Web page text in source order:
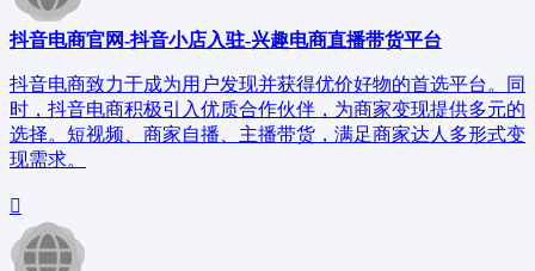
抖音电商官网-抖音小店入驻-兴趣电商直播带货平台
抖音电商致力于成为用户发现并获得优价好物的首选平台。同
时，抖音电商积极引入优质合作伙伴，为商家变现提供多元的
选择。短视频、商家自播、主播带货，满足商家达人多形式变
现需求。